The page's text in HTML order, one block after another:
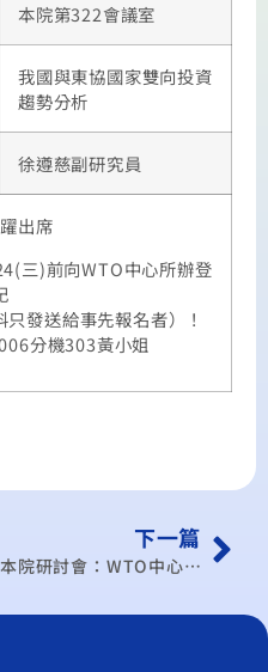
本院第322會議室
我國與東協國家雙向投資
趨勢分析
徐遵慈副研究員
出席
三)前向WTO中心所辦登
只發送給事先報名者）！
分機303黃小姐
下一篇
本院研討會：WTO中心學術研討會